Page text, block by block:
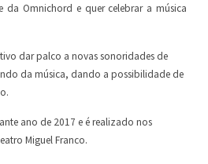
da Omnichord e quer celebrar a música
dar palco a novas sonoridades de
da música, dando a possibilidade de
ano de 2017 e é realizado nos
Miguel Franco.